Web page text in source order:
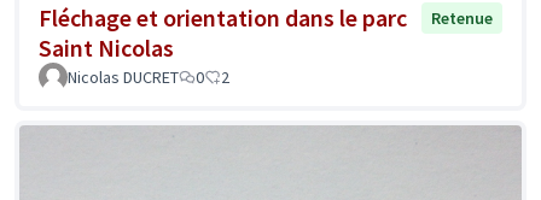
Fléchage et orientation dans le parc
Saint Nicolas
Retenue
Nicolas DUCRET 0 2